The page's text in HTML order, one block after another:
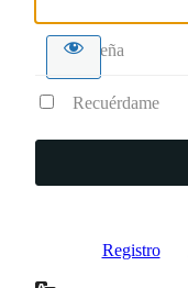
Contraseña
Recuérdame
Registro